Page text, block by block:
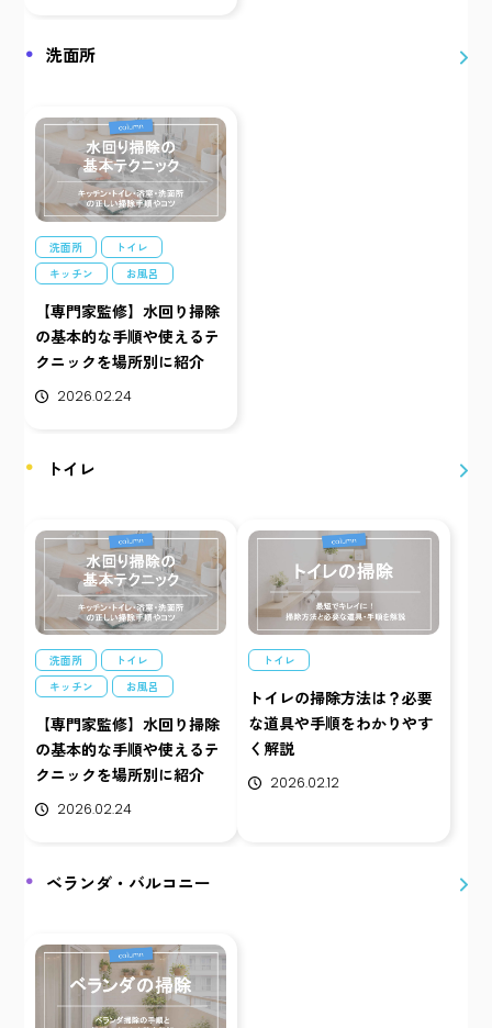
洗面所
洗面所
トイレ
キッチン
お風呂
【専門家監修】水回り掃除
の基本的な手順や使えるテ
クニックを場所別に紹介
2026.02.24
トイレ
洗面所
トイレ
キッチン
お風呂
【専門家監修】水回り掃除
の基本的な手順や使えるテ
クニックを場所別に紹介
2026.02.24
トイレ
トイレの掃除方法は？必要
な道具や手順をわかりやす
く解説
2026.02.12
ベランダ・バルコニー